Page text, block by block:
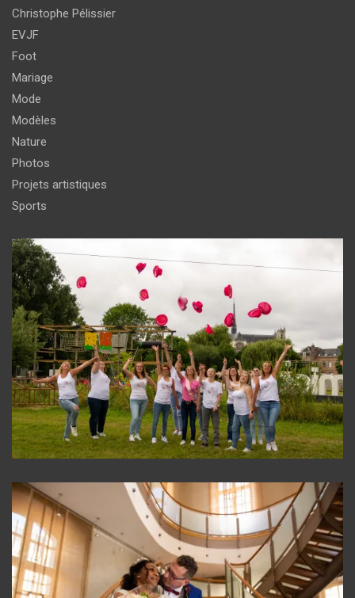
Christophe Pélissier
EVJF
Foot
Mariage
Mode
Modèles
Nature
Photos
Projets artistiques
Sports